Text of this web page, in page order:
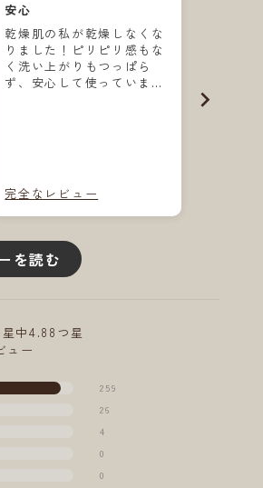
安心
乾燥肌の私が乾燥しなくな
りました！ピリピリ感もな
く洗い上がりもつっぱら
ず、安心して使っていま
完全なレビュー
を読む
中4.88つ星
ュー
259
26
4
0
0